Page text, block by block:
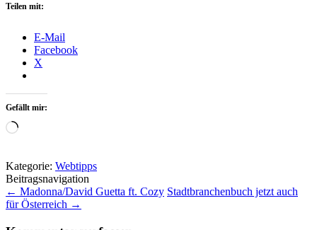
Teilen mit:
E-Mail
Facebook
X
Gefällt mir:
Wird
Kategorie: Webtipps
Beitragsnavigation
← Madonna/David Guetta ft. Cozy Stadtbranchenbuch jetzt auch
für Österreich →